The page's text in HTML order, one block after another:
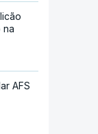
na
AFS